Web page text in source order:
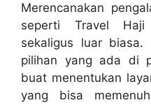
Merencanakan
seperti Travel Haji
sekaligus luar biasa.
pilihan yang ada di
buat menentukan
yang bisa